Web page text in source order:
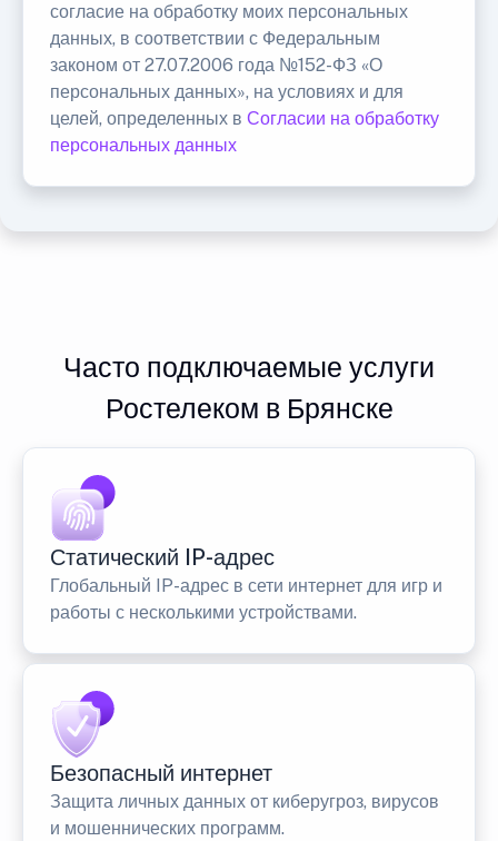
согласие на обработку моих персональных
данных, в соответствии с Федеральным
законом от 27.07.2006 года №152-ФЗ «О
персональных данных», на условиях и для
целей, определенных в Согласии на обработку
персональных данных
Часто подключаемые услуги
Ростелеком в Брянске
Статический IP-адрес
Глобальный IP-адрес в сети интернет для игр и
работы с несколькими устройствами.
Безопасный интернет
Защита личных данных от киберугроз, вирусов
и мошеннических программ.